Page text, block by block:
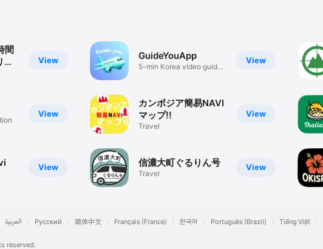
faq/
上記URLより「アプリFAQ」ページへアクセスし、ページ中ほどに記載されて
せください。
View
間
ー
View
View
View
GuideYouApp
5-min Korea video guide
View
カンボジア簡易NAVI
マップ!!
Travel
View
信濃大町ぐるりん号
Travel
العربية Русский 简体中文 Français (France) 한국어 Português (Brazil) Tiếng Việt
reserved.